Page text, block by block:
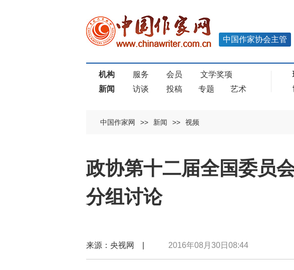
中国作家协会主管
机构 服务 会员
文学奖项
新闻
访谈 投稿 专题 艺术
中国作家网 >> 新闻 >> 视频
政协第十二届全国委员
分组讨论
来源：央视网 | 2016年08月30日08:44